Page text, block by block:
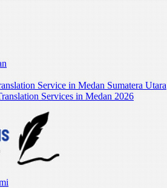
Service in Medan Sumatera Utara
Services in Medan 2026